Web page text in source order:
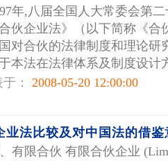
年,八届全国人大常委会第
伙企业法》（以下简称《合
对合伙的法律制度和理论研
本法在法律体系及制度设计
： 2008-05-20 12:00:00
业法比较及对中国法的借
有限合伙 有限合伙企业